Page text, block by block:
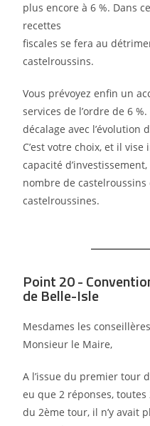
plus encore à 6 %. Dans
recettes
fiscales se fera au
castelroussins.
Vous prévoyez enfin un
services de l’ordre de 6
décalage avec l’évolution
C’est votre choix, et il
capacité
nombre de castelroussins
castelroussines.
Point 20 -
de Belle-Isle
Mesdames les
Monsieur le Maire,
A l’issue du premier tour
eu que 2 réponses, toutes
du 2ème tour, il n’y avait